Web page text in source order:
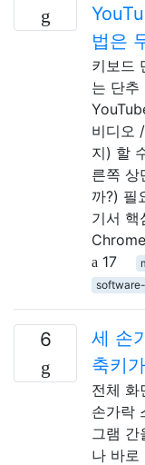
법은
키보드
는 단추
비디오
지) 할
른쪽 상
까?) 필
기서 핵
17
6
세 손
축키
전체 화
손가락
그램 간
나 바로